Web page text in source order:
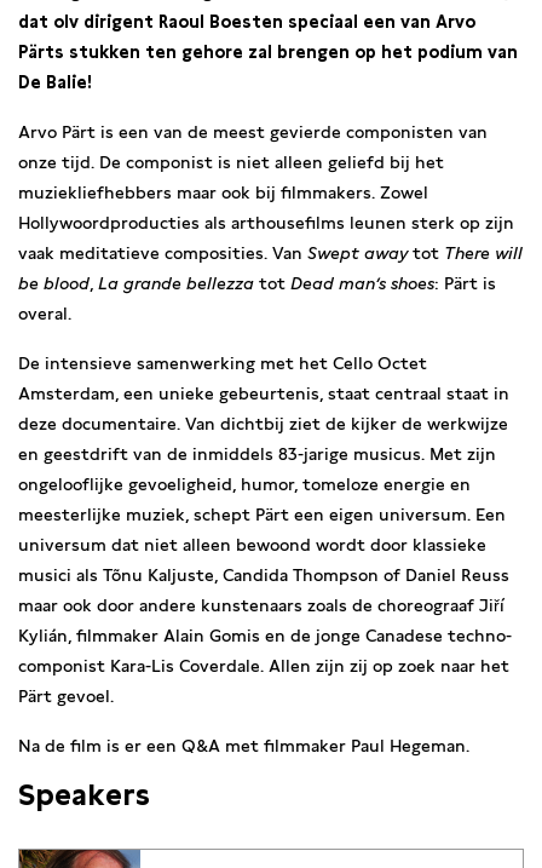
dat olv dirigent Raoul Boesten speciaal een van Arvo
Pärts stukken ten gehore zal brengen op het podium van
De Balie!
Arvo Pärt is een van de meest gevierde componisten van
onze tijd. De componist is niet alleen geliefd bij het
muziekliefhebbers maar ook bij filmmakers. Zowel
Hollywoordproducties als arthousefilms leunen sterk op zijn
vaak meditatieve composities. Van Swept awaytot There will
be blood La grande bellezza tot Dead man’s shoes: Pärt is
overal.
De intensieve samenwerking met het Cello Octet
Amsterdam, een unieke gebeurtenis, staat centraal staat in
deze documentaire. Van dichtbij ziet de kijker de werkwijze
en geestdrift van de inmiddels 83-jarige musicus. Met zijn
ongelooflijke gevoeligheid, humor, tomeloze energie en
meesterlijke muziek, schept Pärt een eigen universum. Een
universum dat niet alleen bewoond wordt door klassieke
musici als Tõnu Kaljuste, Candida Thompson of Daniel Reuss
maar ook door andere kunstenaars zoals de choreograaf Jiří
Kylián, filmmaker Alain Gomis en de jonge Canadese techno-
componist Kara-Lis Coverdale. Allen zijn zij op zoek naar het
Pärt gevoel.
Na de film is er een Q&A met filmmaker Paul Hegeman.
Speakers